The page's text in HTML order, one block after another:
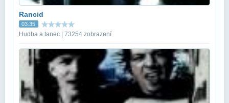
Rancid
03:35
Hudba a tanec | 73254 zobrazení